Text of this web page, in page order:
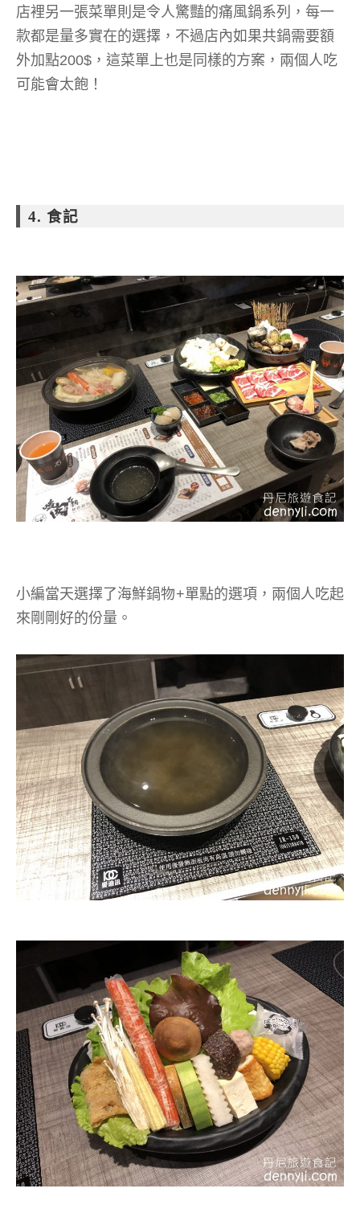
店裡另一張菜單則是令人驚豔的痛風鍋系列，每一
款都是量多實在的選擇，不過店內如果共鍋需要額
外加點200$，這菜單上也是同樣的方案，兩個人吃
可能會太飽！
4. 食記
小編當天選擇了海鮮鍋物+單點的選項，兩個人吃起
來剛剛好的份量。